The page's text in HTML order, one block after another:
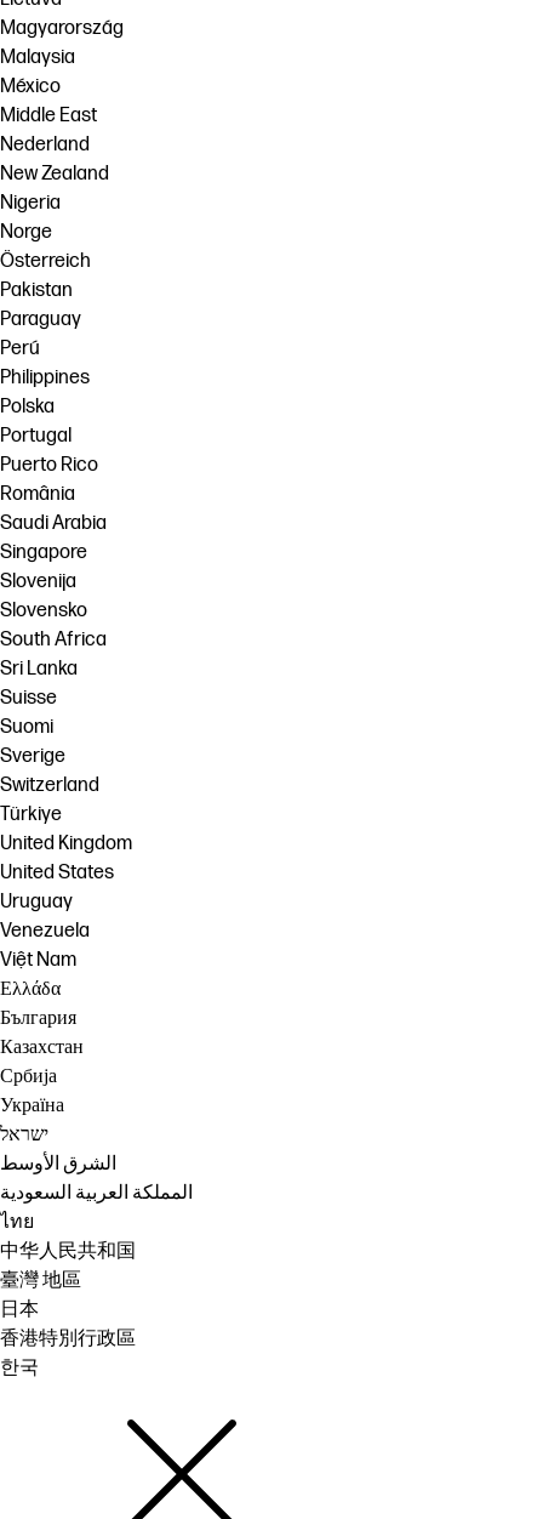
Magyarország
Malaysia
México
Middle East
Nederland
New Zealand
Nigeria
Norge
Österreich
Pakistan
Paraguay
Perú
Philippines
Polska
Portugal
Puerto Rico
România
Saudi Arabia
Singapore
Slovenija
Slovensko
South Africa
Sri Lanka
Suisse
Suomi
Sverige
Switzerland
Türkiye
United Kingdom
United States
Uruguay
Venezuela
Việt Nam
Ελλάδα
България
Казахстан
Србија
Україна
ישראל
الشرق الأوسط
المملكة العربية السعودية
ไทย
中华人民共和国
臺灣 地區
日本
香港特別行政區
한국